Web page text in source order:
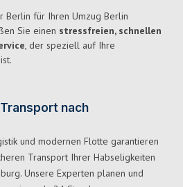
Berlin für Ihren Umzug Berlin
Sie einen stressfreien, schnellen
, der speziell auf Ihre
nach
und modernen Flotte garantieren
Transport Ihrer Habseligkeiten
Unsere Experten planen und